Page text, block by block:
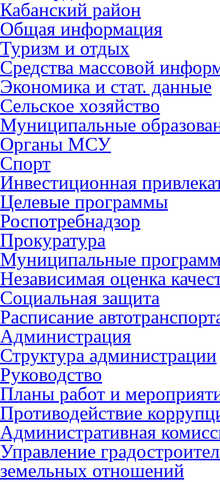
Кабанский район
Общая информация
Туризм и отдых
Средства массовой
Экономика и стат. данные
Сельское хозяйство
Муниципальные
Органы МСУ
Спорт
Инвестиционная
Целевые программы
Роспотребнадзор
Прокуратура
Муниципальные
Независимая оценка
Социальная защита
Расписание
Администрация
Структура администрации
Руководство
Планы работ и
Противодействие
Административная
Управление
земельных отношений